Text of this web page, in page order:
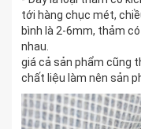
tới hàng chục mét,
bình là 2-6mm, thảm
nhau.
giá cả sản phẩm cũng
chất liệu làm nên sản